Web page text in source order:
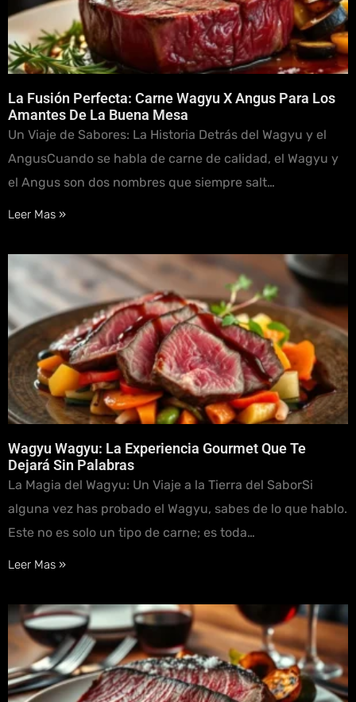
La Fusión Perfecta: Carne Wagyu X Angus Para Los
Amantes De La Buena Mesa
Un Viaje de Sabores: La Historia Detrás del Wagyu y el
AngusCuando se habla de carne de calidad, el Wagyu y
el Angus son dos nombres que siempre salt…
Leer Mas »
Wagyu Wagyu: La Experiencia Gourmet Que Te
Dejará Sin Palabras
La Magia del Wagyu: Un Viaje a la Tierra del SaborSi
alguna vez has probado el Wagyu, sabes de lo que hablo.
Este no es solo un tipo de carne; es toda…
Leer Mas »